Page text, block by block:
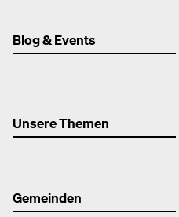
Blog & Events
Unsere Themen
Gemeinden